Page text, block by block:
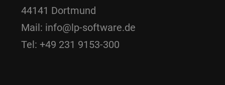
44141 Dortmund
Mail: info@lp-software.de
Tel: +49 231 9153-300